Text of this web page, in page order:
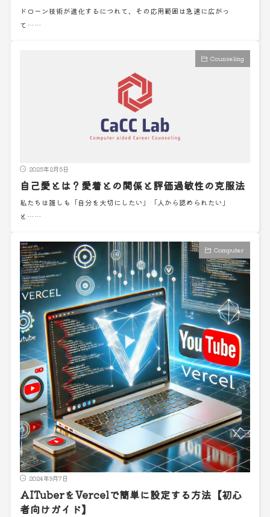
ドローン技術が進化するにつれて、その応用範囲は急速に広がっ
て……
Counseling
2025年2月5日
自己愛とは？愛着との関係と評価過敏性の克服法
私たちは誰しも「自分を大切にしたい」「人から認められたい」
と……
Computer
2024年9月7日
AITuberをVercelで簡単に設定する方法【初心
者向けガイド】